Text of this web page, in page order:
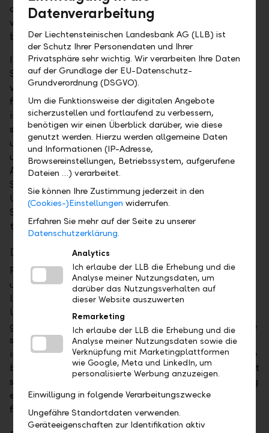
demografische Entwicklungen und deren
weitreichende Auswirkungen, die uns zusätzlich
beunruhigen.
In dieser turbulenten Zeit gewinnt finanzielle
Sicherheit zunehmend an Bedeutung, unabhängig
von Alter, Lebensumständen oder Einkommen. Die
finanzielle Sicherheit ermöglicht es Ihnen, Ihre
individuellen Lebensziele zu verwirklichen und
schützt vor der allgemeinen Unsicherheit. Sie
umfasst sowohl kurzfristige Rücklagen für
unvorhergesehene Ausgaben als auch langfristige
Altersvorsorgepläne, die Ihnen finanzielle
Sorgenfreiheit im Ruhestand bieten. Angesichts der
Unvorhersehbarkeit des Lebens ist finanzielle
Sicherheit der Schlüssel, um Ihren Lebensstandard
trotz aller Veränderungen aufrechtzuerhalten.
Die Strategie zur Stabilität
Finanzielle Sicherheit erfordert sorgfältige Planung
und strategisches Denken, sowohl kurz- als auch
langfristig. Dazu gehört die regelmässige
Überprüfung Ihrer finanziellen Situation und die
genaue Analyse Ihrer Einnahmen und Ausgaben. Eine
strategische Vermögensstrukturierung, die Ihre
individuelle Risikobereitschaft und langfristigen Ziele
berücksichtigt, ist ebenso entscheidend. Nicht zuletzt
spielt eine umfassende Nachlass- und Steuerplanung
eine zentrale Rolle bei der Gewährleistung
finanzieller Sicherheit.
Datenverarbeitung
Der Liechtensteinischen Landesbank AG (LLB) ist
der Schutz Ihrer Personendaten und Ihrer
Privatsphäre sehr wichtig. Wir verarbeiten Ihre Daten
auf der Grundlage der EU-Datenschutz-
Grundverordnung (DSGVO).
Um die Funktionsweise der digitalen Angebote
sicherzustellen und fortlaufend zu verbessern,
benötigen wir einen Überblick darüber, wie diese
genutzt werden. Hierzu werden allgemeine Daten
und Informationen (IP-Adresse,
Browsereinstellungen, Betriebssystem, aufgerufene
Dateien …) verarbeitet.
Sie können Ihre Zustimmung jederzeit in den
(Cookies-)Einstellungen widerrufen.
Erfahren Sie mehr auf der Seite zu unserer
Datenschutzerklärung.
Analytics
Ich erlaube der LLB die Erhebung und die
Analyse meiner Nutzungsdaten, um
darüber das Nutzungsverhalten auf
dieser Website auszuwerten
Remarketing
Ich erlaube der LLB die Erhebung und die
Analyse meiner Nutzungsdaten sowie die
Verknüpfung mit Marketingplattformen
wie Google, Meta und LinkedIn, um
personalisierte Werbung anzuzeigen.
Einwilligung in folgende Verarbeitungszwecke
Ungefähre Standortdaten verwenden.
Geräteeigenschaften zur Identifikation aktiv